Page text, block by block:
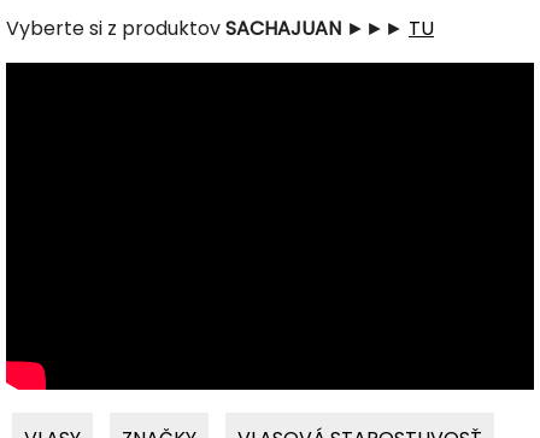
Vyberte si z produktovSACHAJUAN ►►► TU